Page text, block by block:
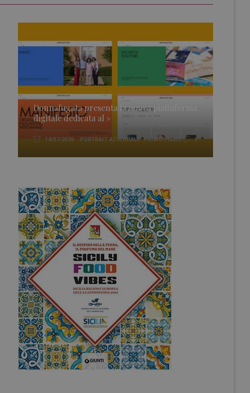
Donnafugata presenta la nuova piattaforma
digitale dedicata al »
14/07/2026 PORTRAIT AZIENDALE,PRIMO PIANO 0